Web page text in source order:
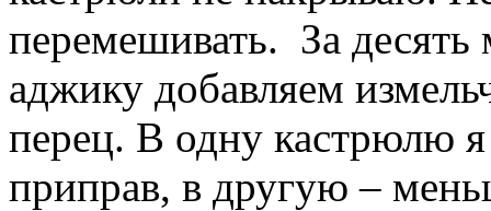
перемешивать. За десять
аджику добавляем
перец. В одну кастрюлю
приправ, в другую –